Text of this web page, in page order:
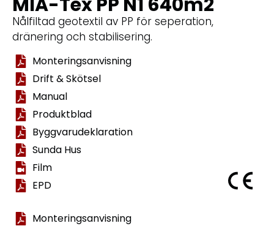
Nålfiltad geotextil av PP för seperation,
dränering och stabilisering.
Monteringsanvisning
Drift & Skötsel
Manual
Produktblad
Byggvarudeklaration
Sunda Hus
Film
EPD
Monteringsanvisning